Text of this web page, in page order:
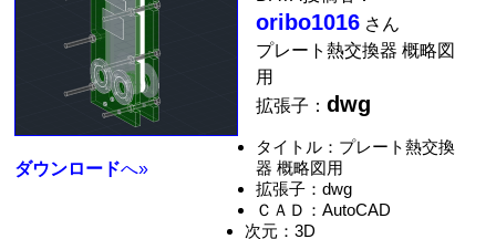
ダウンロードへ»
oribo1016 さん
プレート熱交換器 概略図
用
拡張子：dwg
タイトル：プレート熱交換
器 概略図用
拡張子：dwg
ＣＡＤ：AutoCAD
次元：3D